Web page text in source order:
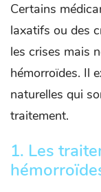
Certains
laxatifs ou des
les crises mais
hémorroïdes. Il
naturelles qui
traitement.
1. Les